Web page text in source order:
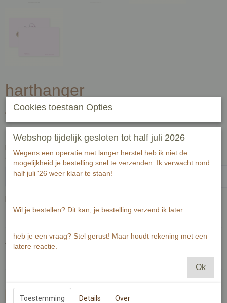
harthanger
€ 2,00
✓
ontvanger:-1-1
Aantal
In winkelwagen
Cookies toestaan Opties
Webshop tijdelijk gesloten tot half juli 2026
Wegens een operatie met langer herstel heb ik niet de
mogelijkheid je bestelling snel te verzenden. Ik verwacht rond
half juli '26 weer klaar te staan!
Wil je bestellen? Dit kan, je bestelling verzend ik later.
heb je een vraag? Stel gerust! Maar houdt rekening met een
latere reactie.
Ok
Toestemming Details Over